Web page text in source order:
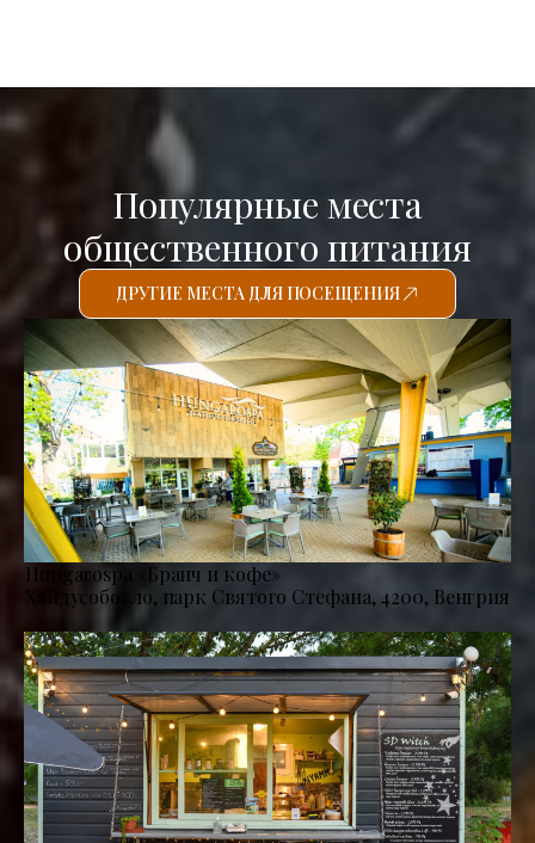
Популярные места
общественного питания
ДРУГИЕ МЕСТА ДЛЯ ПОСЕЩЕНИЯ
Hungarospa «Бранч и кофе»
Хайдусобосло, парк Святого Стефана, 4200, Венгрия